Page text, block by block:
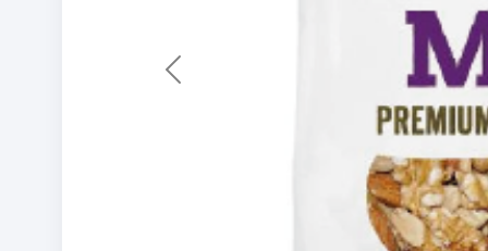
Previous